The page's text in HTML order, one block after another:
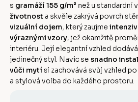
s gramáží 155 g/m² než u standardní
životnost a skvěle zakrývá povrch
vizuální dojem, který zaujme
výraznými vzory, jež okamžitě
interiéru. Její elegantní vzhled
jedinečný styl. Navíc se snadno
vůči mytí si zachovává svůj vzhled
a stylová volba do každého prostoru.